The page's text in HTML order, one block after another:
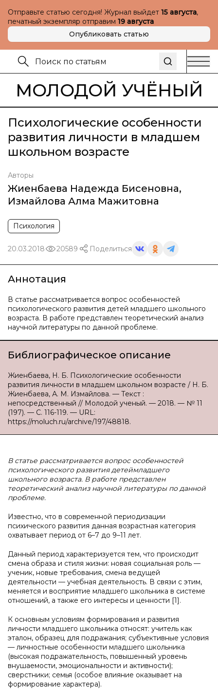
Отправьте статью сегодня! Журнал выйдет 15 августа,
печатный экземпляр отправим 19 августа
Опубликовать статью
МОЛОДОЙ УЧЁНЫЙ
Психологические особенности
развития личности в младшем
школьном возрасте
Авторы
Жиенбаева Надежда Бисеновна,
Измайлова Алма Мажитовна
Психология
20.03.2018 20589 Поделиться
Аннотация
В статье рассматривается вопрос особенностей
психологического развития детей младшего школьного
возраста. В работе представлен теоретический анализ
научной литературы по данной проблеме.
Библиографическое описание
Жиенбаева, Н. Б. Психологические особенности
развития личности в младшем школьном возрасте / Н. Б.
Жиенбаева, А. М. Измайлова. — Текст :
непосредственный // Молодой ученый. — 2018. — № 11
(197). — С. 116-119. — URL:
https://moluch.ru/archive/197/48818.
В статье рассматривается вопрос особенностей
психологического развития детеймладшего
школьного возраста. В работе представлен
теоретический анализ научной литературы по данной
проблеме.
Известно, что в современной периодизации
психического развития данная возрастная категория
охватывает период от 6–7 до 9–11 лет.
Данный период характеризуется тем, что происходит
смена образа и стиля жизни: новая социальная роль —
ученик, новые требования, смена ведущей
деятельности — учебная деятельность. В связи с этим,
меняется и восприятие младшего школьника в системе
отношений, а также его интересы и ценности [1].
К основным условиям формирования и развития
личности младшего школьника относят: учитель как
эталон, образец для подражания; субъективные условия
— личностные особенности младшего школьника
(высокая подражательность, повышенный уровень
внушаемости, эмоциональности и активности);
сверстники; семья (особое влияние оказывает на
формирование характера).